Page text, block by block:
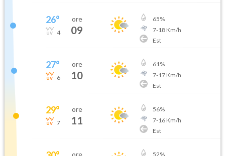
26°
4
ore
09
65%
7-18Km/h
Est
27°
6
ore
10
61%
7-17Km/h
Est
29°
7
ore
11
56%
7-16Km/h
Est
ore 52%